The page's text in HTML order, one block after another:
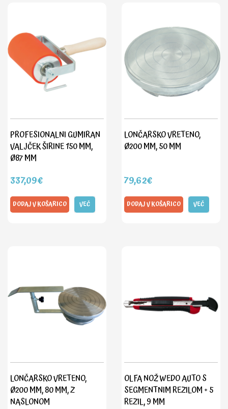
PROFESIONALNI GUMIRAN
VALJČEK ŠIRINE 150 MM,
Ø87 MM
337,09€
DODAJ V KOŠARICO VEČ
LONČARSKO VRETENO,
Ø200 MM, 50 MM
79,62€
DODAJ V KOŠARICO VEČ
LONČARSKO VRETENO,
Ø200 MM, 80 MM, Z
NASLONOM
OLFA NOŽ WEDO AUTO S
SEGMENTNIM REZILOM + 5
REZIL, 9 MM